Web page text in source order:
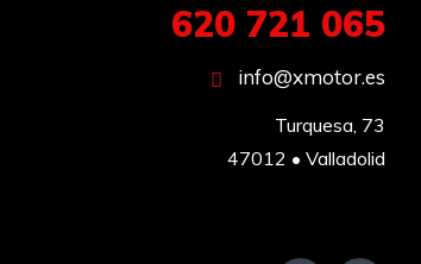
620 721 065
info@xmotor.es
Turquesa, 73
47012 • Valladolid